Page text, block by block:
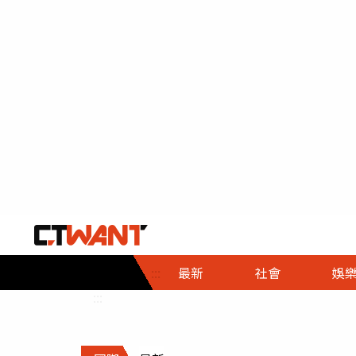
::: 最新 社會
社會首頁
時事
調查
娛樂
娛樂首頁
即時
財經首頁
熱線
政